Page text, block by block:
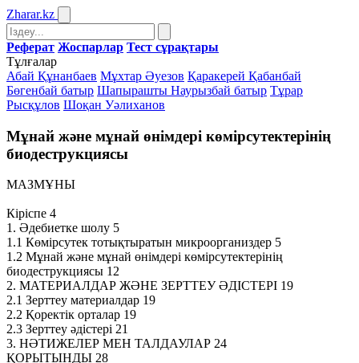
Zharar.kz
Реферат Жоспарлар Тест сұрақтары
Тұлғалар
Абай Құнанбаев Мұхтар Әуезов Қаракерей Қабанбай
Бөгенбай батыр Шапырашты Наурызбай батыр Тұрар
Рысқұлов Шоқан Уәлиханов
Мұнай және мұнай өнімдері көмірсутектерінің
биодеструкциясы
МАЗМҰНЫ
Кіріспе 4
1. Әдебиетке шолу 5
1.1 Көмірсутек тотықтыратын микроорганиздер 5
1.2 Мұнай және мұнай өнімдері көмірсутектерінің
биодеструкциясы 12
2. МАТЕРИАЛДАР ЖӘНЕ ЗЕРТТЕУ ӘДІСТЕРІ 19
2.1 Зерттеу материалдар 19
2.2 Қоректік орталар 19
2.3 Зерттеу әдістері 21
3. НӘТИЖЕЛЕР МЕН ТАЛДАУЛАР 24
ҚОРЫТЫНДЫ 28